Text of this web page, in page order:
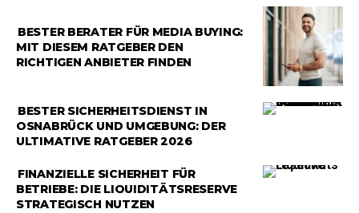
RATGEBER
BESTER BERATER FÜR MEDIA BUYING:
MIT DIESEM RATGEBER DEN
RICHTIGEN ANBIETER FINDEN
RATGEBER
BESTER SICHERHEITSDIENST IN
OSNABRÜCK UND UMGEBUNG: DER
ULTIMATIVE RATGEBER 2026
RATGEBER
FINANZIELLE SICHERHEIT FÜR
BETRIEBE: DIE LIQUIDITÄTSRESERVE
STRATEGISCH NUTZEN